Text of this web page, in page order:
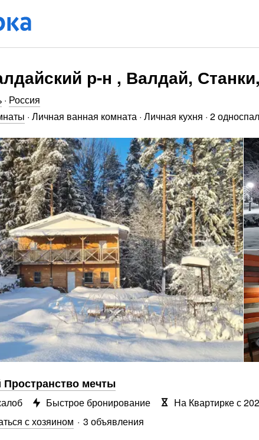
р-н , Валдай,
· Россия
· Личная ванная комната · Личная кухня · 2
Пространство мечты
с хозяином 3 объявления
Быстрое бронирование На Квартирке с